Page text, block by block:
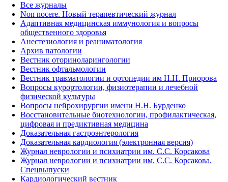
Все журналы
Non nocere. Новый терапевтический журнал
Адаптивная медицинская иммунология и вопросы
общественного здоровья
Анестезиология и реаниматология
Архив патологии
Вестник оториноларингологии
Вестник офтальмологии
Вестник травматологии и ортопедии им Н.Н. Приорова
Вопросы курортологии, физиотерапии и лечебной
физической культуры
Вопросы нейрохирургии имени Н.Н. Бурденко
Восстановительные биотехнологии, профилактическая,
цифровая и предиктивная медицина
Доказательная гастроэнтерология
Доказательная кардиология (электронная версия)
Журнал неврологии и психиатрии им. С.С. Корсакова
Журнал неврологии и психиатрии им. С.С. Корсакова.
Спецвыпуски
Кардиологический вестник